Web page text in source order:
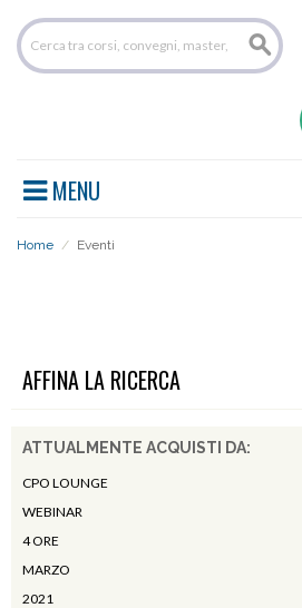
MENU
Home / Eventi
AFFINA LA RICERCA
ATTUALMENTE ACQUISTI DA:
CPO LOUNGE
WEBINAR
4 ORE
MARZO
2021